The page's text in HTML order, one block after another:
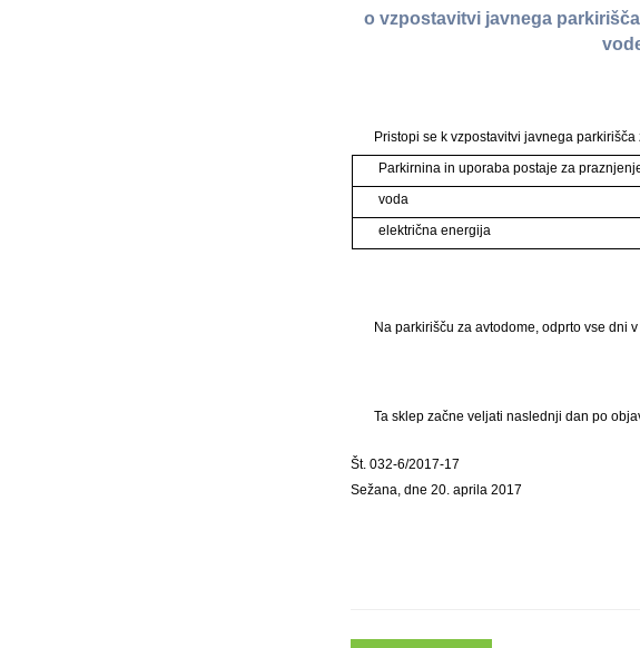
o vzpostavitvi javnega
Pristopi se k vzpostavitvi javnega
Parkirnina in uporaba postaje za
voda
električna energija
Na parkirišču za avtodome, odprto vse dni
Ta sklep začne veljati naslednji dan po
Št. 032-6/2017-17
Sežana, dne 20. aprila 2017